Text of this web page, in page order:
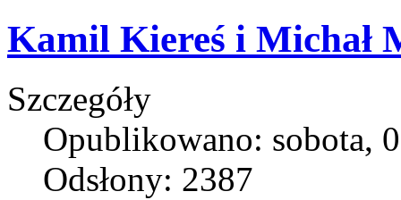
Kamil Kiereś i Michał
Szczegóły
Opublikowano: sobota,
Odsłony: 2387